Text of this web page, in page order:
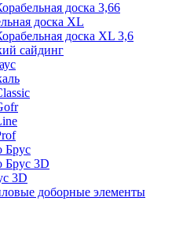
доска 3,66
доска XL
доска XL 3,6
сайдинг
Брус
Брус 3D
3D
доборные элементы